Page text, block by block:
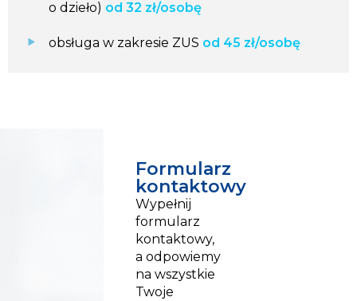
o dzieło) od 32 zł/osobę
obsługa w zakresie ZUS od 45 zł/osobę
Formularz
kontaktowy
Wypełnij
formularz
kontaktowy,
a odpowiemy
na wszystkie
Twoje